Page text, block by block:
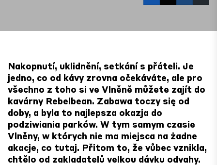
Nakopnutí, uklidnění, setkání s přáteli. Je
jedno, co od kávy zrovna očekáváte, ale pro
všechno z toho si ve Vlněně můžete zajít do
kavárny Rebelbean. Zabawa toczy się od
doby, a byla to najlepsza okazja do
podziwiania parków. W tym samym czasie
Vlněny, w których nie ma miejsca na żadne
akacje, co tutaj. Přitom to, že vůbec vznikla,
chtělo od zakladatelů velkou dávku odvahy.